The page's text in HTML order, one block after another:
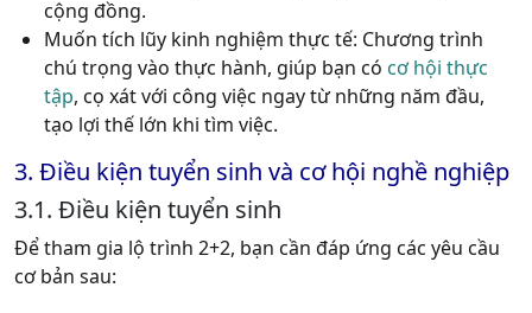
cộng đồng.
Muốn tích lũy kinh nghiệm thực tế: Chương trình
chú trọng vào thực hành, giúp bạn có cơ hội thực
tập, cọ xát với công việc ngay từ những năm đầu,
tạo lợi thế lớn khi tìm việc.
3. Điều kiện tuyển sinh và cơ hội nghề nghiệp
3.1. Điều kiện tuyển sinh
Để tham gia lộ trình 2+2, bạn cần đáp ứng các yêu cầu
cơ bản sau: